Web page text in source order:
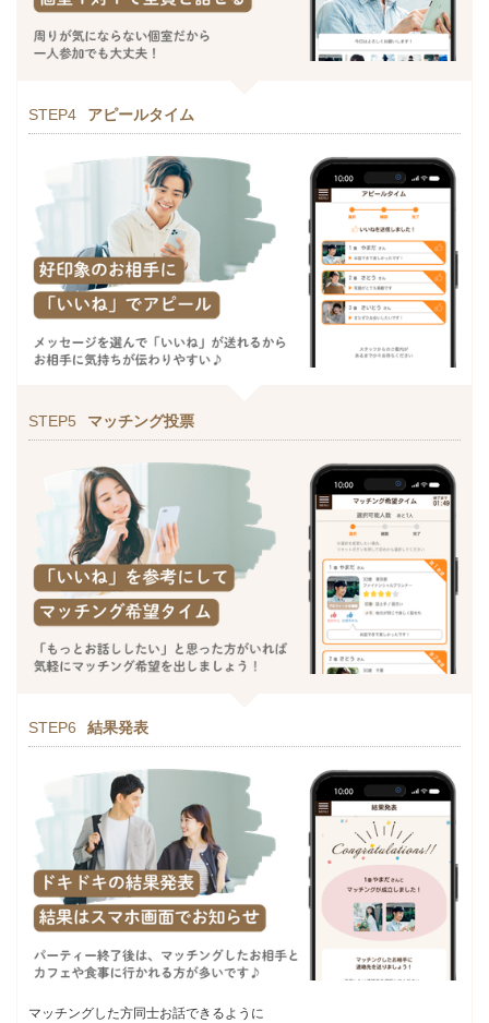
STEP4 アピールタイム
STEP5 マッチング投票
STEP6 結果発表
マッチングした方同士お話できるように